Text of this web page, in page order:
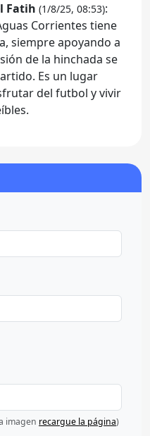
Fatih (1/8/25, 08:53):
Corrientes tiene
siempre apoyando a
de la hinchada se
Es un lugar
del futbol y vivir
imagen recargue la página)